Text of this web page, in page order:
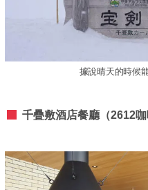
據說晴天的時候
千疊敷酒店餐廳（2612咖